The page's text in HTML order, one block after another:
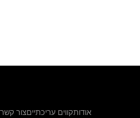
אודותקווים עריכתייםצור קשר